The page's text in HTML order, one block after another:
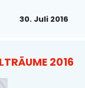
30. Juli 2016
2016